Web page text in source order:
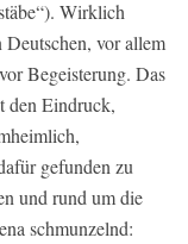
Wirklich
vor allem
Begeisterung. Das
den Eindruck,
gefunden zu
und rund um die
schmunzelnd: